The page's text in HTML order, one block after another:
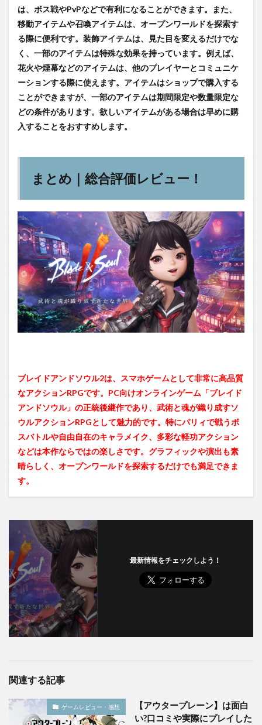
は、ボス戦やPvPなどで有利になることができます。また、
移動アイテムや召喚アイテムは、オープンワールドを探索す
る際に便利です。装飾アイテムは、見た目を変えるだけでな
く、一部のアイテムは特殊な効果を持っています。例えば、
花火や煙幕などのアイテムは、他のプレイヤーとコミュニケ
ーションする際に使えます。アイテムはショップで購入する
ことができますが、一部のアイテムは期間限定や数量限定な
どの条件があります。欲しいアイテムがある場合は早めに購
入することをおすすめします。
まとめ｜総合評価レビュー！
ブレイドアンドソウル2は、スマホゲームとして非常に高品質
なアクションRPGです。PC向けオンラインゲーム「ブレイド
アンドソウル」の正統後継作であり、武術と魂が織り成すソ
ウルアクションRPGとして魅力的です。特にパリィで戦うボ
スバトルや自由自在のキャラメイク、多彩な軽功アクション
などは本作ならではの楽しさです。グラフィックや演出も素
晴らしく、オープンワールドを探索するだけでも満足できま
す。
最新情報をチェックしよう！
関連する記事
ゲームレビュー・感想
【アウタープレーン】は面白
い?口コミや実際にプレイした